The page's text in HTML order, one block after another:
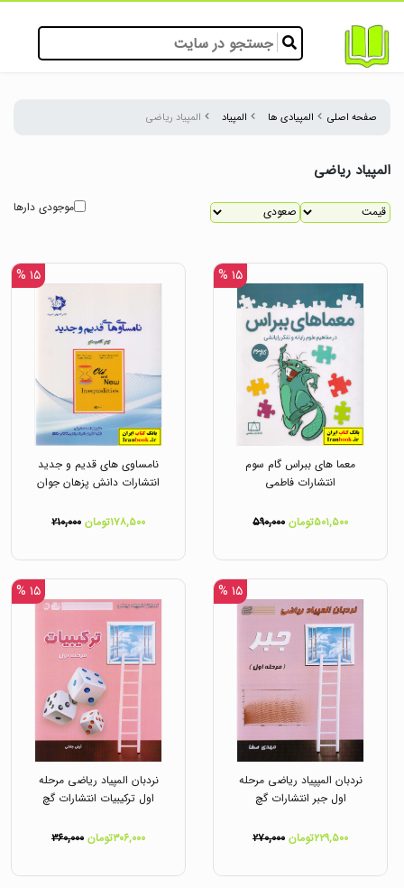
صفحه اصلی المپیادی ها المپیاد المپیاد ریاضی
المپیاد ریاضی
موجودی دارها
۱۵ %
معما های ببراس گام سوم
انتشارات فاطمی
۵۰۱,۵۰۰تومان ۵۹۰,۰۰۰
۱۵ %
نامساوی های قدیم و جدید
انتشارات دانش پزهان جوان
۱۷۸,۵۰۰تومان ۲۱۰,۰۰۰
۱۵ %
نردبان المپپیاد ریاضی مرحله
اول جبر انتشارات گچ
۲۲۹,۵۰۰تومان ۲۷۰,۰۰۰
۱۵ %
نردبان المپیاد ریاضی مرحله
اول ترکیبیات انتشارات گچ
۳۰۶,۰۰۰تومان ۳۶۰,۰۰۰